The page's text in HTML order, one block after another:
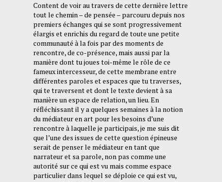
Content de voir au travers de cette dernière lettre
tout le chemin – de pensée – parcouru depuis nos
premiers échanges qui se sont progressivement
élargis et enrichis du regard de toute une petite
communauté à la fois par des moments de
rencontre, de co-présence, mais aussi par la
manière dont tu joues toi-même le rôle de ce
fameux intercesseur, de cette membrane entre
différentes paroles et espaces que tu traverses,
qui te traversent et dont le texte devient à sa
manière un espace de relation, un lieu. En
réfléchissant il y a quelques semaines à la notion
du médiateur en art pour les besoins d’une
rencontre à laquelle je participais, je me suis dit
que l’une des issues de cette question épineuse
serait de penser le médiateur en tant que
narrateur et sa parole, non pas comme une
autorité sur ce qui est vu mais comme espace
particulier dans lequel se déploie ce qui est vu,